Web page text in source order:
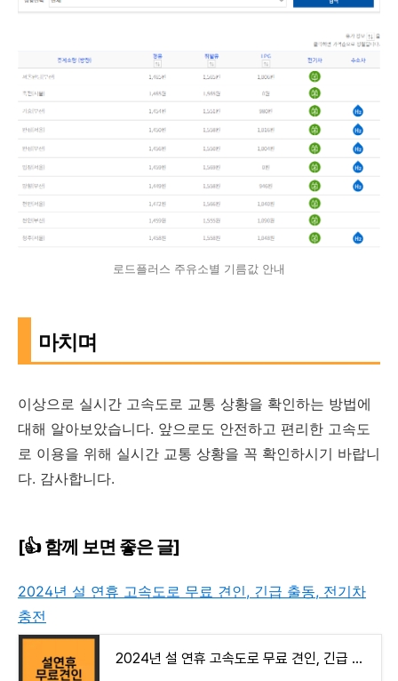
로드플러스 주유소별 기름값 안내
마치며
이상으로 실시간 고속도로 교통 상황을 확인하는 방법에
대해 알아보았습니다. 앞으로도 안전하고 편리한 고속도
로 이용을 위해 실시간 교통 상황을 꼭 확인하시기 바랍니
다. 감사합니다.
[👍 함께 보면 좋은 글]
2024년 설 연휴 고속도로 무료 견인, 긴급 출동, 전기차
충전
2024년 설 연휴 고속도로 무료 견인, 긴급 출동, 전기차 충전